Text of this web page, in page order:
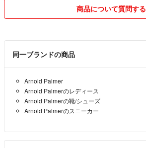
商品について質問する
同一ブランドの商品
Arnold Palmer
Arnold Palmerのレディース
Arnold Palmerの靴/シューズ
Arnold Palmerのスニーカー